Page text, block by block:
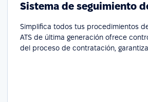
Sistema de seguimiento
Simplifica todos tus procedimientos
ATS de última generación ofrece
del proceso de contratación,